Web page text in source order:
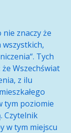
znaczy że
Tych
Wszechświat
z ilu
tym poziomie
Czytelnik
w tym miejscu